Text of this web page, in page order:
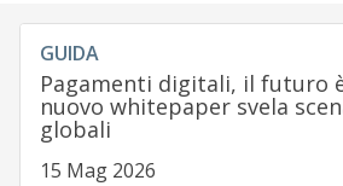
GUIDA
Pagamenti digitali, il futuro
nuovo whitepaper svela
globali
15 Mag 2026